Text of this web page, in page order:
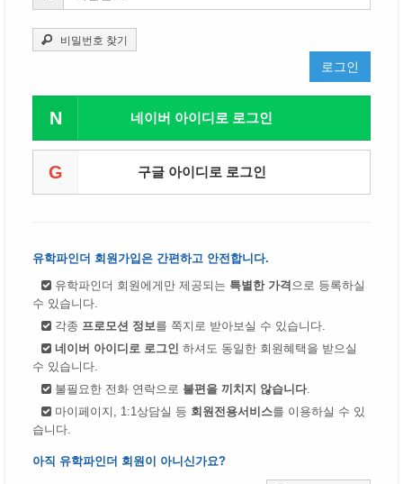
비밀번호 찾기
로그인
N 네이버 아이디로 로그인
G 구글 아이디로 로그인
유학파인더 회원가입은 간편하고 안전합니다.
유학파인더 회원에게만 제공되는 특별한 가격 으로 등록하실
수 있습니다.
각종 프로모션 정보 를 쪽지로 받아보실 수 있습니다.
네이버 아이디로 로그인 하셔도 동일한 회원혜택을 받으실
수 있습니다.
불필요한 전화 연락으로 불편을 끼치지 않습니다.
마이페이지, 1:1상담실 등 회원전용서비스를 이용하실 수 있
습니다.
아직 유학파인더 회원이 아니신가요?